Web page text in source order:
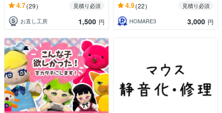
4.7(29)
見積り必須
お直し工房
1,500 円
4.9(22)
見積り必須
HOMARE3
3,000 円